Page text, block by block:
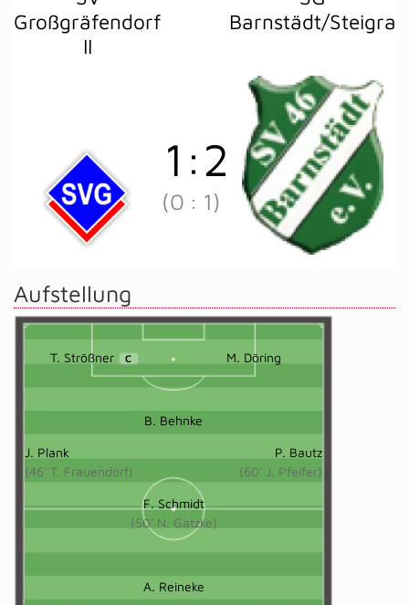
Großgräfendorf
II
Barnstädt/Steigra
1 :2
(0 : 1)
Aufstellung
T. Strößner C M. Döring
B. Behnke
J. Plank
(46' T. Frauendorf)
P. Bautz
(60' J. Pfeifer)
F. Schmidt
(50' N. Gatzke)
A. Reineke